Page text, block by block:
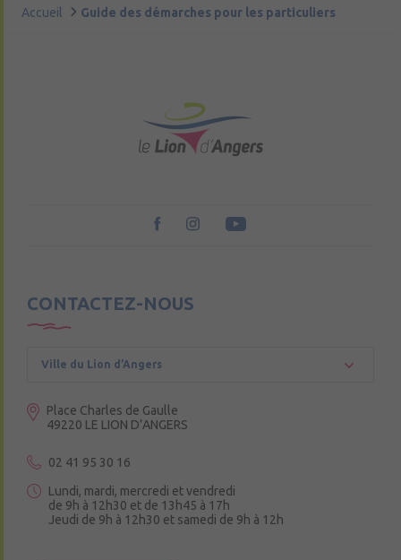
Accueil Guide des démarches pour les particuliers
CONTACTEZ-NOUS
Ville du Lion d’Angers
Place Charles de Gaulle
49220 LE LION D’ANGERS
02 41 95 30 16
Lundi, mardi, mercredi et vendredi
de 9h à 12h30 et de 13h45 à 17h
Jeudi de 9h à 12h30 et samedi de 9h à 12h